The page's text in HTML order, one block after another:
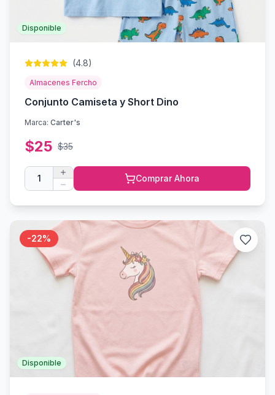
Disponible
(4.8)
Almacenes Fercho
Conjunto Camiseta y Short Dino
Marca: Carter's
$25 $35
1 Comprar Ahora
-22%
Disponible